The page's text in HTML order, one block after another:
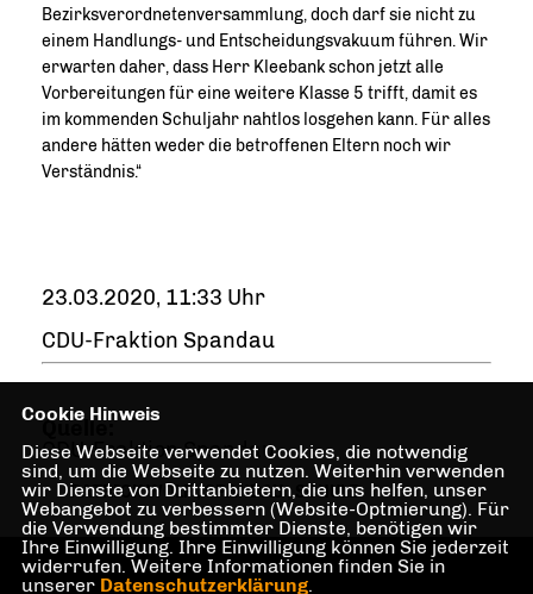
Bezirksverordnetenversammlung, doch darf sie nicht zu
einem Handlungs- und Entscheidungsvakuum führen. Wir
erwarten daher, dass Herr Kleebank schon jetzt alle
Vorbereitungen für eine weitere Klasse 5 trifft, damit es
im kommenden Schuljahr nahtlos losgehen kann. Für alles
andere hätten weder die betroffenen Eltern noch wir
Verständnis.“
23.03.2020, 11:33 Uhr
CDU-Fraktion Spandau
Quelle:
CDU-Fraktion Spandau
PATRICK WOLF,SPANDAU,SCHULE
Cookie Hinweis
Diese Webseite verwendet Cookies, die notwendig
sind, um die Webseite zu nutzen. Weiterhin verwenden
wir Dienste von Drittanbietern, die uns helfen, unser
Webangebot zu verbessern (Website-Optmierung). Für
die Verwendung bestimmter Dienste, benötigen wir
Ihre Einwilligung. Ihre Einwilligung können Sie jederzeit
widerrufen. Weitere Informationen finden Sie in
unserer Datenschutzerklärung.